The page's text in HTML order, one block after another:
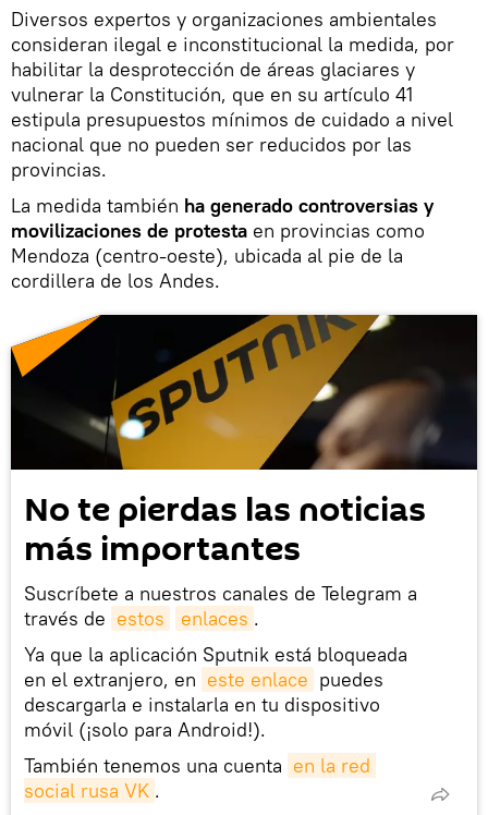
Diversos expertos y organizaciones ambientales
consideran ilegal e inconstitucional la medida, por
habilitar la desprotección de áreas glaciares y
vulnerar la Constitución, que en su artículo 41
estipula presupuestos mínimos de cuidado a nivel
nacional que no pueden ser reducidos por las
provincias.
La medida también ha generado controversias y
movilizaciones de protesta en provincias como
Mendoza (centro-oeste), ubicada al pie de la
cordillera de los Andes.
No te pierdas las noticias
más importantes
Suscríbete a nuestros canales de Telegram a
través de estos enlaces .
Ya que la aplicación Sputnik está bloqueada
en el extranjero, en este enlace puedes
descargarla e instalarla en tu dispositivo
móvil (¡solo para Android!).
También tenemos una cuenta en la red
social rusa VK .